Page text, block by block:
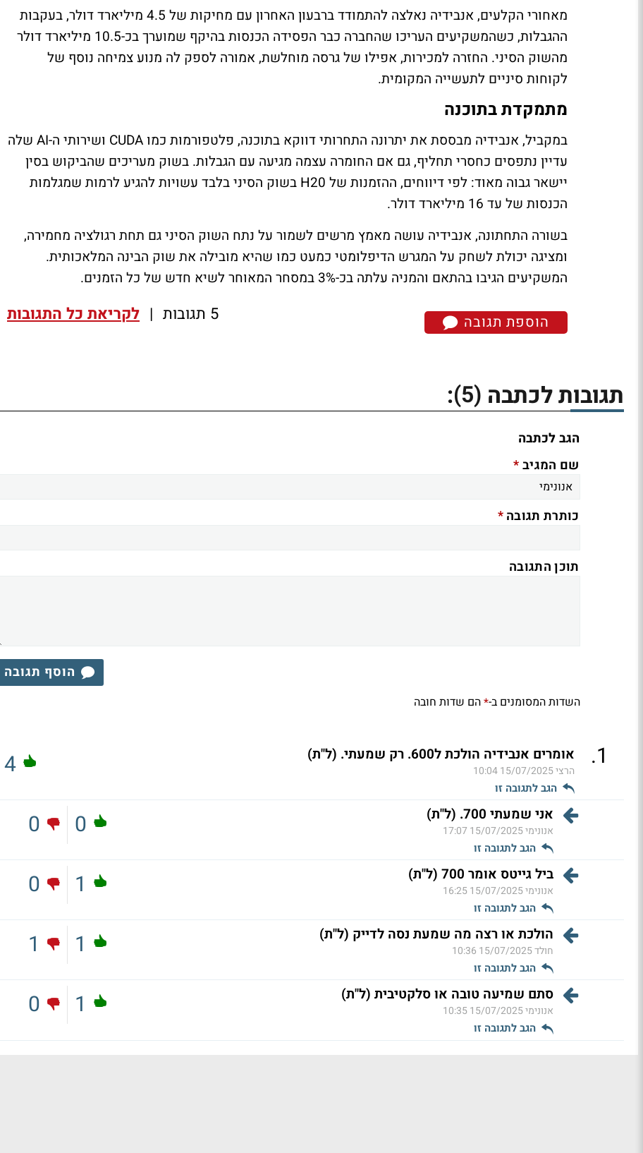
מאחורי הקלעים, אנבידיה נאלצה להתמודד ברבעון האחרון עם מחיקות של 4.5 מיליארד דולר, בעקבות
ההגבלות, כשהמשקיעים העריכו שהחברה כבר הפסידה הכנסות בהיקף שמוערך בכ-10.5 מיליארד דולר
מהשוק הסיני. החזרה למכירות, אפילו של גרסה מוחלשת, אמורה לספק לה מנוע צמיחה נוסף של
לקוחות סיניים לתעשייה המקומית.
מתמקדת בתוכנה
במקביל, אנבידיה מבססת את יתרונה התחרותי דווקא בתוכנה, פלטפורמות כמו CUDA ושירותי ה-AI שלה
עדיין נתפסים כחסרי תחליף, גם אם החומרה עצמה מגיעה עם הגבלות. בשוק מעריכים שהביקוש בסין
יישאר גבוה מאוד: לפי דיווחים, ההזמנות של H20 בשוק הסיני בלבד עשויות להגיע לרמות שמגלמות
הכנסות של עד 16 מיליארד דולר.
בשורה התחתונה, אנבידיה עושה מאמץ מרשים לשמור על נתח השוק הסיני גם תחת רגולציה מחמירה,
ומציגה יכולת לשחק על המגרש הדיפלומטי כמעט כמו שהיא מובילה את שוק הבינה המלאכותית.
המשקיעים הגיבו בהתאם והמניה עלתה בכ-3% במסחר המאוחר לשיא חדש של כל הזמנים.
הוספת תגובה 5 תגובות | לקריאת כל התגובות
תגובות לכתבה (5)
:
הגב לכתבה
שם המגיב*
כותרת תגובה*
תוכן התגובה
הוסף תגובה
השדות המסומנים ב-*הם שדות חובה
1
. אומרים אנבידיה הולכת ל600. רק שמעתי. (ל"ת)
הרצי15/07/2025 10:04
הגב לתגובה זו
4
אני שמעתי 700. (ל"ת)
אנונימי15/07/2025 17:07
הגב לתגובה זו
0
0
ביל גייטס אומר 700 (ל"ת)
אנונימי15/07/2025 16:25
הגב לתגובה זו
1
0
הולכת או רצה מה שמעת נסה לדייק (ל"ת)
חולד15/07/2025 10:36
הגב לתגובה זו
1
1
סתם שמיעה טובה או סלקטיבית (ל"ת)
אנונימי15/07/2025 10:35
הגב לתגובה זו
1
0